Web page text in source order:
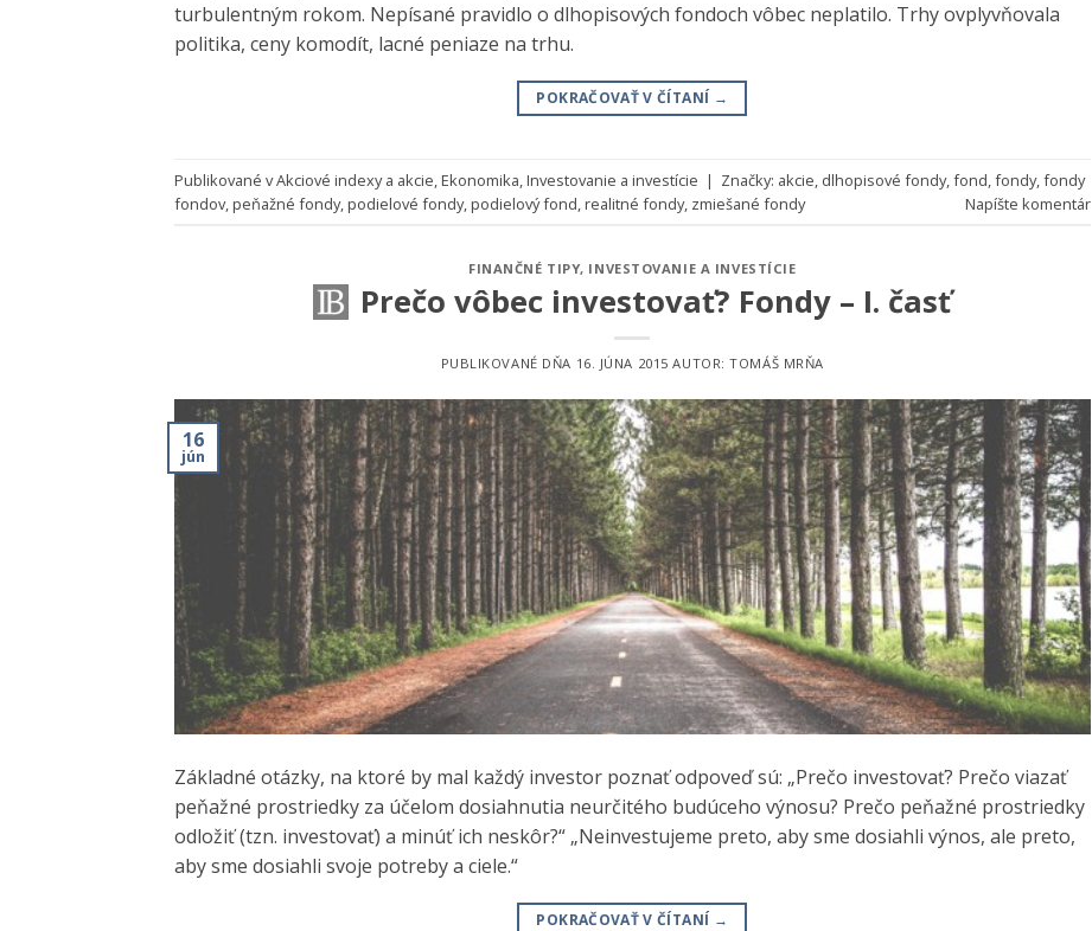
turbulentným rokom. Nepísané pravidlo o dlhopisových fondoch vôbec neplatilo. Trhy ovplyvňovala
politika, ceny komodít, lacné peniaze na trhu.
POKRAČOVAŤ V ČÍTANÍ →
Publikované vAkciové indexy a akcie,Ekonomika,Investovanie a investície | Značky: akcie, dlhopisové fondy,fond,fondy,fondy
fondov,peňažné fondy,podielové fondy,podielový fond,realitné fondy, zmiešané fondy Napíšte komentár
FINANČNÉ TIPY, INVESTOVANIE A INVESTÍCIE
Prečo vôbec investovať? Fondy – I. časť
PUBLIKOVANÉ DŇA 16. JÚNA 2015 AUTOR:TOMÁŠ MRŇA
16
jún
Základné otázky, na ktoré by mal každý investor poznať odpoveď sú: „Prečo investovať? Prečo viazať
peňažné prostriedky za účelom dosiahnutia neurčitého budúceho výnosu? Prečo peňažné prostriedky
odložiť (tzn. investovať) a minúť ich neskôr?“ „Neinvestujeme preto, aby sme dosiahli výnos, ale preto,
aby sme dosiahli svoje potreby a ciele.“
POKRAČOVAŤ V ČÍTANÍ →